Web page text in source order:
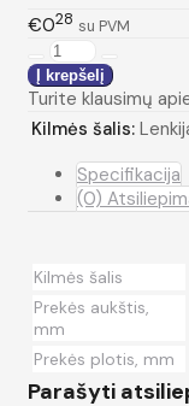
€028 su PVM
Turite klausimų
Kilmės šalis:
Specifikacija
(0)
Kilmės šalis
Prekės aukštis,
mm
Prekės plotis, mm
Parašyti